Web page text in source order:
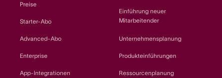
Preise
Starter-Abo
Advanced-Abo
Enterprise
App-Integrationen
Einführung neuer
Mitarbeitender
Unternehmensplanung
Produkteinführungen
Ressourcenplanung